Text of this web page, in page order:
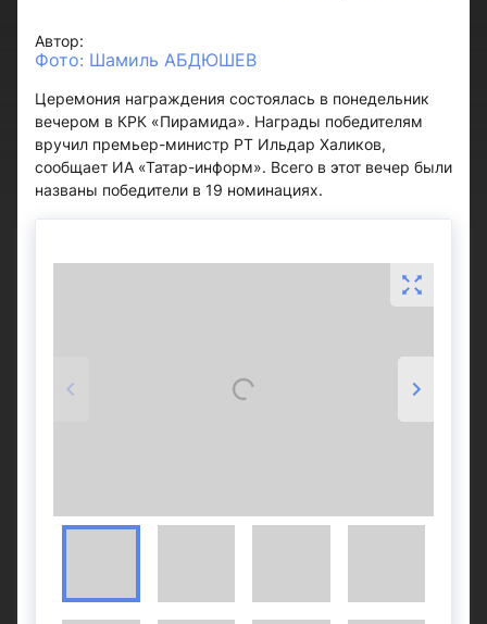
Автор:
Фото: Шамиль АБДЮШЕВ
Церемония награждения состоялась в понедельник
вечером в КРК «Пирамида». Награды победителям
вручил премьер-министр РТ Ильдар Халиков,
сообщает ИА «Татар-информ». Всего в этот вечер были
названы победители в 19 номинациях.